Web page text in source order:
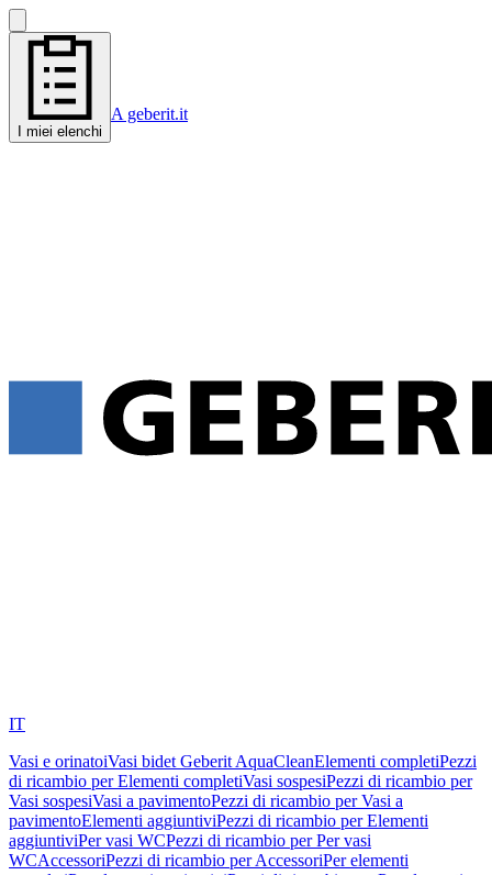
I miei elenchi
A geberit.it
IT
Vasi e orinatoiVasi bidet Geberit AquaCleanElementi completiPezzi
di ricambio per Elementi completiVasi sospesiPezzi di ricambio per
Vasi sospesiVasi a pavimentoPezzi di ricambio per Vasi a
pavimentoElementi aggiuntiviPezzi di ricambio per Elementi
aggiuntiviPer vasi WCPezzi di ricambio per Per vasi
WCAccessoriPezzi di ricambio per AccessoriPer elementi